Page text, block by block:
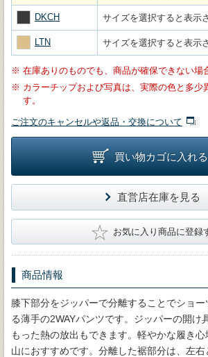
DKCH サイズを選択すると表示
LTN サイズを選択すると表示
※ 在庫ありのものでも、商品が確保できない場
※ カラーチップおよび写真は、実際の色と多少
す。
ご注文のキャンセルや返品・交換について
買い物カゴに入れる
直営店在庫を見る
★ お気に入り商品に登録
商品情報
膝下部分をジッパーで分離することでショー
る薄手の2WAYパンツです。ジッパーの開け
もった熱の放出もできます。軽やかな履き
山におすすめです。分離した裾部分は、左